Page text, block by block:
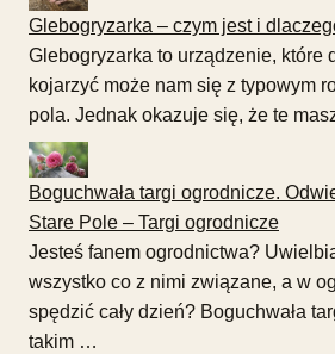
Glebogryzarka – czym jest i
Glebogryzarka to urządzenie, które
kojarzyć może nam się z typowym
pola. Jednak okazuje się, że te
Boguchwała targi ogrodnicze.
Stare Pole – Targi ogrodnicze
Jesteś fanem ogrodnictwa?
wszystko co z nimi związane, a w
spędzić cały dzień? Boguchwała
takim …